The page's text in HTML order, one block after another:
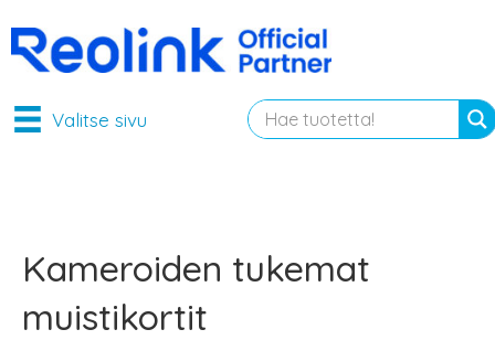
Valitse sivu
Kameroiden tukemat
muistikortit